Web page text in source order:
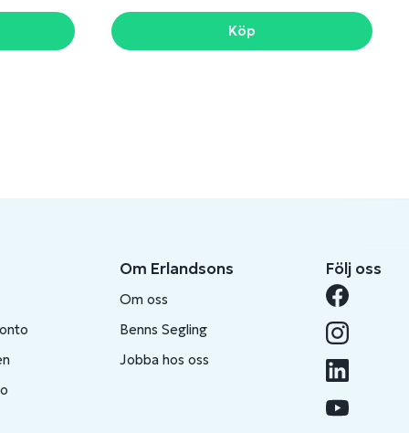
Köp
Om Erlandsons
Om oss
Benns Segling
Jobba hos oss
Följ oss